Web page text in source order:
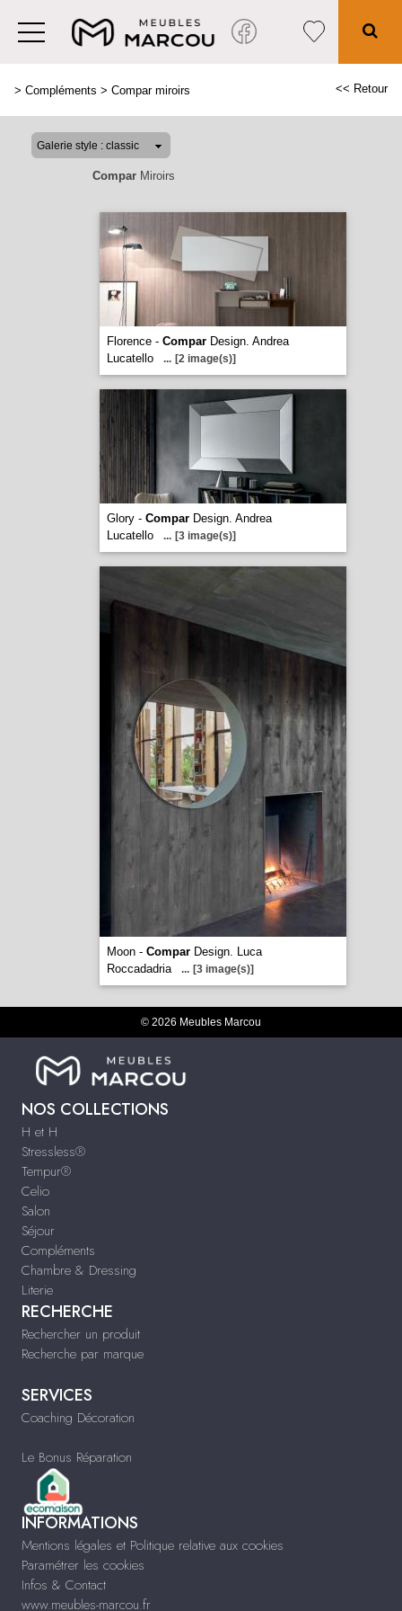
> Compléments > Compar miroirs << Retour
ComparMiroirs
Florence - ComparDesign. Andrea
Lucatello
... [2 image(s)]
Glory - ComparDesign. Andrea
Lucatello
... [3 image(s)]
Moon - ComparDesign. Luca
Roccadadria
... [3 image(s)]
© 2026 Meubles Marcou
NOS COLLECTIONS
H et H
Stressless®
Tempur®
Celio
Salon
Séjour
Compléments
Chambre & Dressing
Literie
RECHERCHE
Rechercher un produit
Recherche par marque
SERVICES
Coaching Décoration
Le Bonus Réparation
INFORMATIONS
Mentions légales et Politique relative aux cookies
Paramétrer les cookies
Infos & Contact
www.meubles-marcou.fr